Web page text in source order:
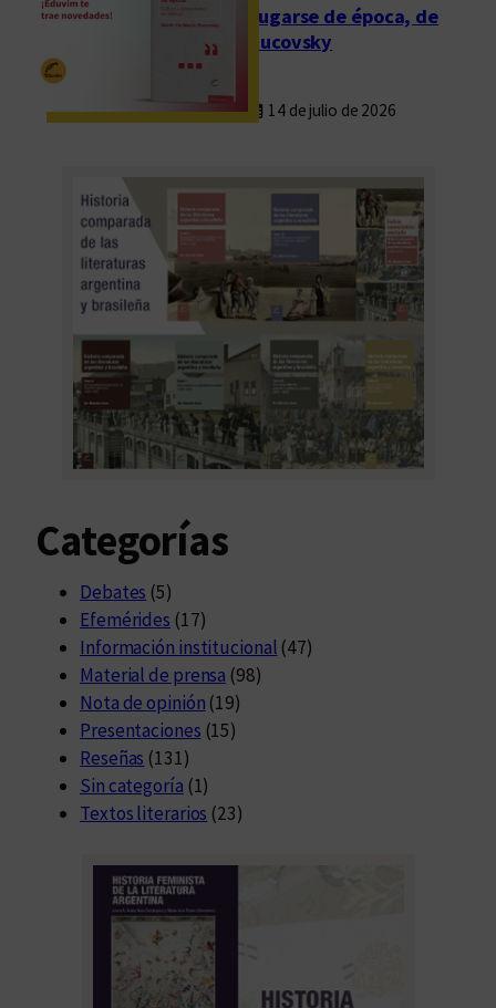
Fugarse de época, de
Rucovsky
14 de julio de 2026
Categorías
Debates (5)
Efemérides (17)
Información institucional (47)
Material de prensa (98)
Nota de opinión (19)
Presentaciones (15)
Reseñas (131)
Sin categoría (1)
Textos literarios (23)